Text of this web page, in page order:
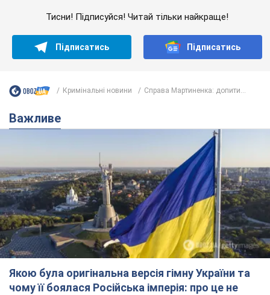
Тисни! Підписуйся! Читай тільки найкраще!
Підписатись Підписатись
Кримінальні новини Справа Мартиненка: допити...
Важливе
Якою була оригінальна версія гімну України та
чому її боялася Російська імперія: про це не